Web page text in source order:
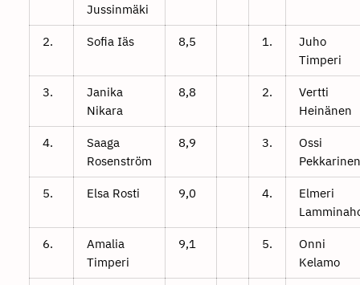
Jussinmäki
2. Sofia Iäs 8,5 1.
Juho
Timperi
3.
Janika
Nikara
8,8 2.
Vertti
Heinänen
4.
Saaga
Rosenström
8,9 3.
Ossi
Pekkarinen
5. Elsa Rosti 9,0 4.
Elmeri
6.
Amalia
Timperi
9,1 5.
Onni
Kelamo